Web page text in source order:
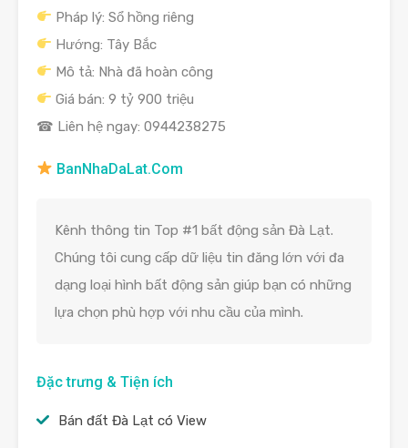
Pháp lý: Sổ hồng riêng
Hướng: Tây Bắc
Mô tả: Nhà đã hoàn công
Giá bán: 9 tỷ 900 triệu
☎ Liên hệ ngay: 0944238275
BanNhaDaLat.Com
Kênh thông tin Top #1 bất động sản Đà Lạt.
Chúng tôi cung cấp dữ liệu tin đăng lớn với đa
dạng loại hình bất động sản giúp bạn có những
lựa chọn phù hợp với nhu cầu của mình.
Đặc trưng & Tiện ích
Bán đất Đà Lạt có View